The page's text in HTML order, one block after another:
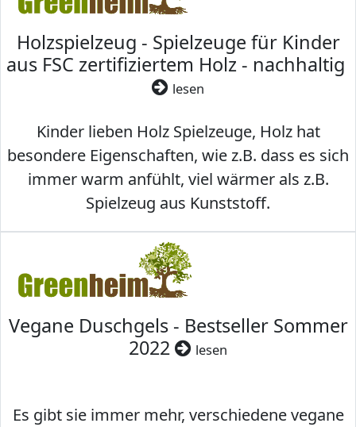
Holzspielzeug - Spielzeuge für Kinder
aus FSC zertifiziertem Holz - nachhaltig
lesen
Kinder lieben Holz Spielzeuge, Holz hat
besondere Eigenschaften, wie z.B. dass es sich
immer warm anfühlt, viel wärmer als z.B.
Spielzeug aus Kunststoff.
Vegane Duschgels - Bestseller Sommer
2022
lesen
Es gibt sie immer mehr, verschiedene vegane